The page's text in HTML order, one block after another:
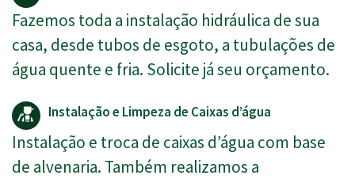
Fazemos toda a instalação hidráulica de sua
casa, desde tubos de esgoto, a tubulações de
água quente e fria. Solicite já seu orçamento.
Instalação e Limpeza de Caixas d’água
Instalação e troca de caixas d’água com base
de alvenaria. Também realizamos a